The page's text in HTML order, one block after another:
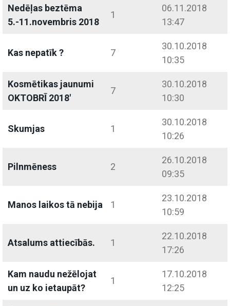
Nedēļas beztēma
5.-11.novembris 2018
1
06.11.2018
13:47
Kas nepatīk ? 7
30.10.2018
10:35
Kosmētikas jaunumi
OKTOBRĪ 2018'
7
30.10.2018
10:30
Skumjas 1
30.10.2018
10:26
Pilnmēness 2
26.10.2018
09:35
Manos laikos tā nebija 1
23.10.2018
10:59
Atsalums attiecībās. 1
22.10.2018
17:26
Kam naudu nežēlojat
un uz ko ietaupāt?
1
17.10.2018
12:25